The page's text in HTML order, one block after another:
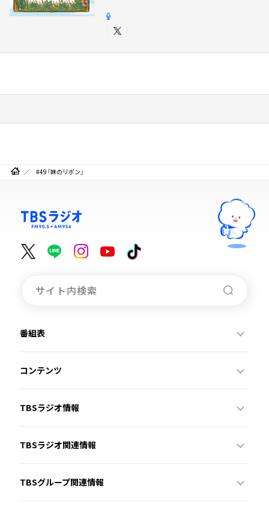
#49『妹のリボン』
番組表
コンテンツ
TBSラジオ情報
TBSラジオ関連情報
TBSグループ関連情報